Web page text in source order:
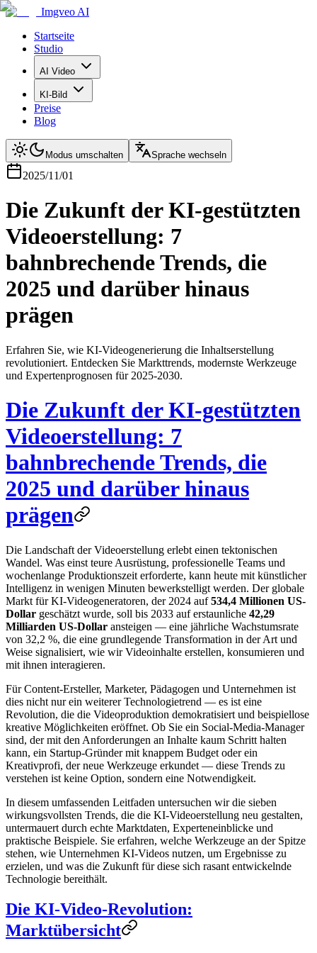
Imgveo AI
Startseite
Studio
AI Video
KI-Bild
Preise
Blog
Modus umschalten Sprache wechseln
2025/11/01
Die Zukunft der KI-gestützten
Videoerstellung: 7
bahnbrechende Trends, die
2025 und darüber hinaus
prägen
Erfahren Sie, wie KI-Videogenerierung die Inhaltserstellung
revolutioniert. Entdecken Sie Markttrends, modernste Werkzeuge
und Expertenprognosen für 2025-2030.
Die Zukunft der KI-gestützten
Videoerstellung: 7
bahnbrechende Trends, die
2025 und darüber hinaus
prägen
Die Landschaft der Videoerstellung erlebt einen tektonischen
Wandel. Was einst teure Ausrüstung, professionelle Teams und
wochenlange Produktionszeit erforderte, kann heute mit künstlicher
Intelligenz in wenigen Minuten bewerkstelligt werden. Der globale
Markt für KI-Videogeneratoren, der 2024 auf534,4 Millionen US-
Dollar geschätzt wurde, soll bis 2033 auf erstaunliche 42,29
Milliarden US-Dollar ansteigen — eine jährliche Wachstumsrate
von 32,2 %, die eine grundlegende Transformation in der Art und
Weise signalisiert, wie wir Videoinhalte erstellen, konsumieren und
mit ihnen interagieren.
Für Content-Ersteller, Marketer, Pädagogen und Unternehmen ist
dies nicht nur ein weiterer Technologietrend — es ist eine
Revolution, die die Videoproduktion demokratisiert und beispiellose
kreative Möglichkeiten eröffnet. Ob Sie ein Social-Media-Manager
sind, der mit den Anforderungen an Inhalte kaum Schritt halten
kann, ein Startup-Gründer mit knappem Budget oder ein
Kreativprofi, der neue Werkzeuge erkundet — diese Trends zu
verstehen ist keine Option, sondern eine Notwendigkeit.
In diesem umfassenden Leitfaden untersuchen wir die sieben
wirkungsvollsten Trends, die die KI-Videoerstellung neu gestalten,
untermauert durch echte Marktdaten, Experteneinblicke und
praktische Beispiele. Sie erfahren, welche Werkzeuge an der Spitze
stehen, wie Unternehmen KI-Videos nutzen, um Ergebnisse zu
erzielen, und was die Zukunft für diese sich rasant entwickelnde
Technologie bereithält.
Die KI-Video-Revolution:
Marktübersicht